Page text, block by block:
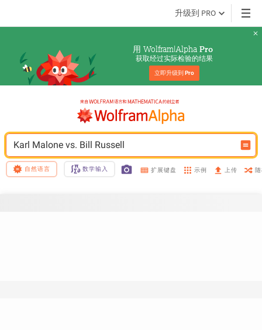
升级到 PRO
用 Wolfram|Alpha Pro
获取经过实际检验的结果
立即升级到 Pro
Karl Malone vs. Bill Russell
自然语言 数学输入 扩展键盘 示例 上传